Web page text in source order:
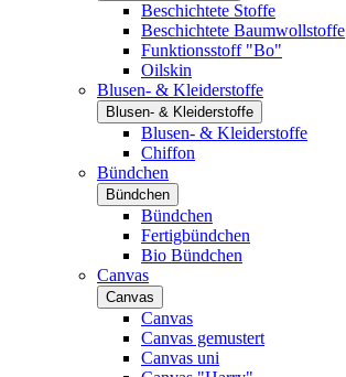
Beschichtete Stoffe
Beschichtete Baumwollstoffe
Funktionsstoff "Bo"
Oilskin
Blusen- & Kleiderstoffe
Blusen- & Kleiderstoffe
Blusen- & Kleiderstoffe
Chiffon
Bündchen
Bündchen
Bündchen
Fertigbündchen
Bio Bündchen
Canvas
Canvas
Canvas
Canvas gemustert
Canvas uni